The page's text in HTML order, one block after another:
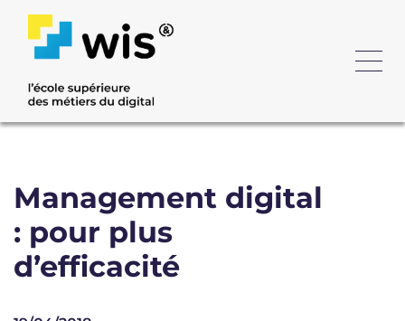
Management digital
: pour plus
d’efficacité